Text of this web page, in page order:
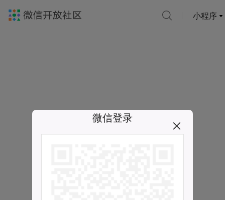
小程序
微信登录